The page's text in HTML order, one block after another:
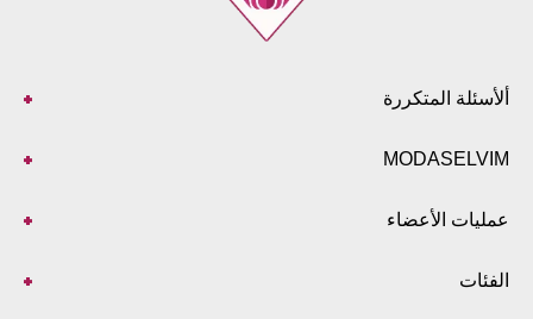
ألأسئلة المتكررة
MODASELVIM
عمليات الأعضاء
الفئات